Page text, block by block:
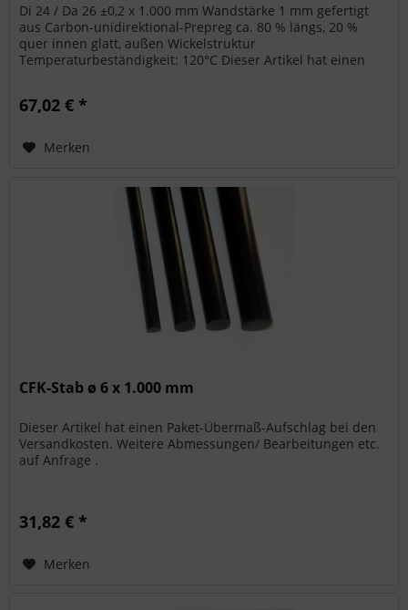
Di 24 / Da 26 ±0,2 x 1.000 mm Wandstärke 1 mm gefertigt
aus Carbon-unidirektional-Prepreg ca. 80 % längs, 20 %
quer innen glatt, außen Wickelstruktur
Temperaturbeständigkeit: 120°C Dieser Artikel hat einen
67,02 € *
Merken
CFK-Stab ø 6 x 1.000 mm
Dieser Artikel hat einen Paket-Übermaß-Aufschlag bei den
Versandkosten. Weitere Abmessungen/ Bearbeitungen etc.
auf Anfrage .
31,82 € *
Merken